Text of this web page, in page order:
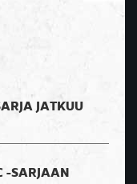
JATKUU
-SARJAAN